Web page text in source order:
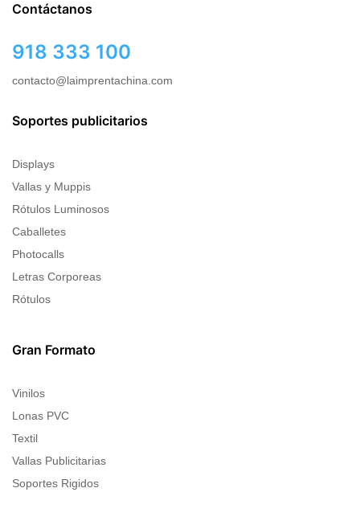
Contáctanos
918 333 100
contacto@laimprentachina.com
Soportes publicitarios
Displays
Vallas y Muppis
Rótulos Luminosos
Caballetes
Photocalls
Letras Corporeas
Rótulos
Gran Formato
Vinilos
Lonas PVC
Textil
Vallas Publicitarias
Soportes Rigidos